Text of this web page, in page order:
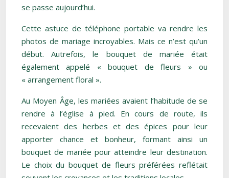
se passe aujourd’hui.
Cette astuce de téléphone portable va rendre les
photos de mariage incroyables. Mais ce n’est qu’un
début. Autrefois, le bouquet de mariée était
également appelé « bouquet de fleurs » ou
« arrangement floral ».
Au Moyen Âge, les mariées avaient l’habitude de se
rendre à l’église à pied. En cours de route, ils
recevaient des herbes et des épices pour leur
apporter chance et bonheur, formant ainsi un
bouquet de mariée pour atteindre leur destination.
Le choix du bouquet de fleurs préférées reflétait